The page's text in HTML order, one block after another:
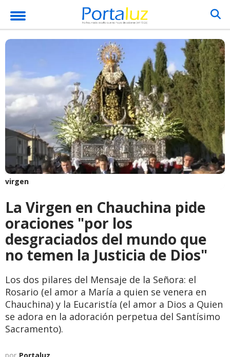
virgen
La Virgen en Chauchina pide
oraciones "por los
desgraciados del mundo que
no temen la Justicia de Dios"
Los dos pilares del Mensaje de la Señora: el
Rosario (el amor a María a quien se venera en
Chauchina) y la Eucaristía (el amor a Dios a Quien
se adora en la adoración perpetua del Santísimo
Sacramento).